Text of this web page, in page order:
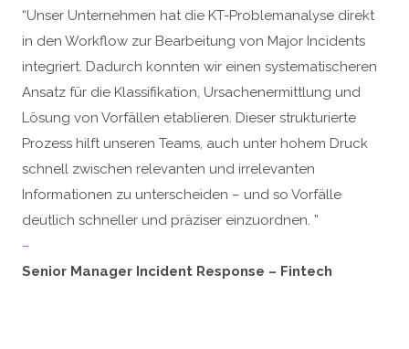
“Unser Unternehmen hat die KT-Problemanalyse direkt
in den Workflow zur Bearbeitung von Major Incidents
integriert. Dadurch konnten wir einen systematischeren
Ansatz für die Klassifikation, Ursachenermittlung und
Lösung von Vorfällen etablieren. Dieser strukturierte
Prozess hilft unseren Teams, auch unter hohem Druck
schnell zwischen relevanten und irrelevanten
Informationen zu unterscheiden – und so Vorfälle
deutlich schneller und präziser einzuordnen. ”
–
Senior Manager Incident Response – Fintech